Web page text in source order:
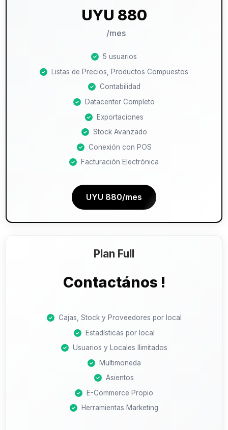
UYU 880
/mes
5 usuarios
Listas de Precios, Productos Compuestos
Contabilidad
Datacenter Completo
Exportaciones
Stock Avanzado
Conexión con POS
Facturación Electrónica
UYU 880/mes
Plan Full
Contactános !
Cajas, Stock y Proveedores por local
Estadísticas por local
Usuarios y Locales Ilimitados
Multimoneda
Asientos
E-Commerce Propio
Herramientas Marketing